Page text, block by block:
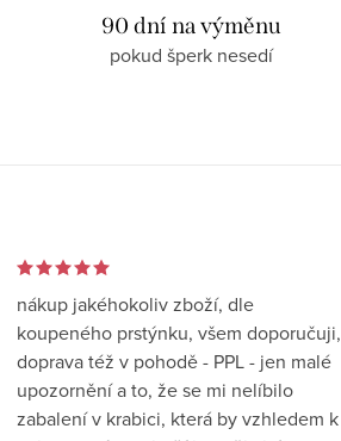
90 dní na výměnu
pokud šperk nesedí
nákup jakéhokoliv zboží, dle
koupeného prstýnku, všem doporučuji,
doprava též v pohodě - PPL - jen malé
upozornění a to, že se mi nelíbilo
zabalení v krabici, která by vzhledem k